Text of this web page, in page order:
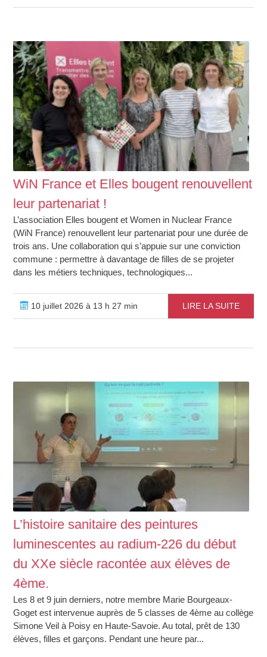
WiN France et Elles bougent renouvellent
leur partenariat !
L’association Elles bougent et Women in Nuclear France
(WiN France) renouvellent leur partenariat pour une durée de
trois ans. Une collaboration qui s’appuie sur une conviction
commune : permettre à davantage de filles de se projeter
dans les métiers techniques, technologiques...
10 juillet 2026 à 13 h 27 min LIRE LA SUITE
L’histoire sanitaire des peintures
luminescentes au radium-226 du début
du XXe siècle racontée aux élèves de
4ème.
Les 8 et 9 juin derniers, notre membre Marie Bourgeaux-
Goget est intervenue auprès de 5 classes de 4ème au collège
Simone Veil à Poisy en Haute-Savoie. Au total, prêt de 130
élèves, filles et garçons. Pendant une heure par...